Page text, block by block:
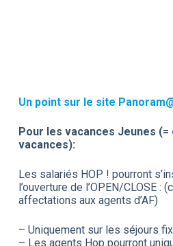
Un point sur le site
Pour les vacances Jeunes (=
vacances):
Les salariés HOP ! pourront
l’ouverture de l’OPEN/CLOSE :
affectations aux agents d’AF)
– Uniquement sur les séjours
– Les agents Hop pourront